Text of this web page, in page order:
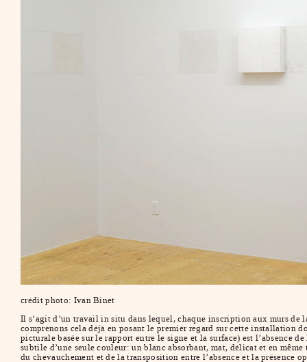
crédit photo: Ivan Binet
Il s’agit d’un travail in situ dans lequel, chaque inscription aux murs de
comprenons cela déjà en posant le premier regard sur cette installation
picturale basée sur le rapport entre le signe et la surface) est l’absence
subtile d’une seule couleur: un blanc absorbant, mat, délicat et en
du chevauchement et de la transposition entre l’absence et la présence